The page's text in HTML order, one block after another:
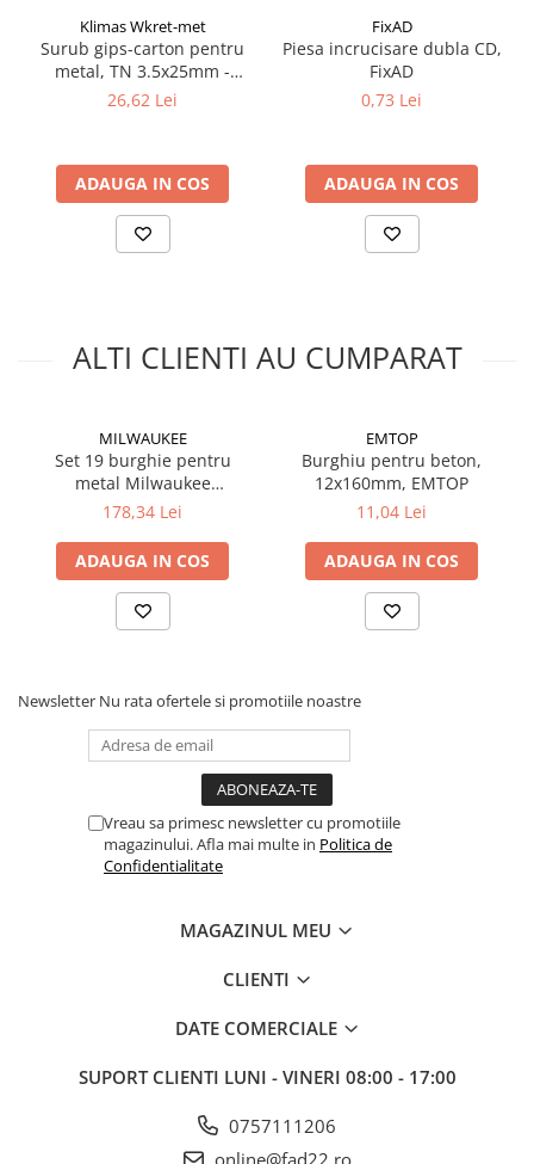
Adezivi montaj
Etanse
Accesorii parchet
Plinta si accesorii
Izolatori parchet
Profile trecere
Vopsele speciale si spray vopsea
Unelte si accesorii pentru zidarie si
zugravit
Unelte pentru gresie si faianta
Sindrila bituminoasa si accesorii
Placi ondulate si accesorii
Folii acoperis
Prelungitoare si derulatoare
Prize, intrerupatoare si stechere
Intrerupatoare
Banda izolatoare
Corpuri si surse de iluminat
Plasa gard
Klimas Wkret-met
Surub gips-carton pentru
metal, TN 3.5x25mm -
KSGM-35025, Klimas Wkret-
26,62 Lei
ADAUGA IN COS
FixAD
Piesa incrucisare dubla CD,
FixAD
0,73 Lei
ADAUGA IN COS
ALTI CLIENTI AU CUMPARAT
MILWAUKEE
Set 19 burghie pentru
metal Milwaukee
THUNDERWEB HSS-G
178,34 Lei
ADAUGA IN COS
EMTOP
Burghiu pentru beton,
12x160mm, EMTOP
11,04 Lei
ADAUGA IN COS
Newsletter Nu rata ofertele si promotiile noastre
Vreau sa primesc newsletter cu promotiile
magazinului. Afla mai multe in Politica de
Confidentialitate
MAGAZINUL MEU
CLIENTI
DATE COMERCIALE
SUPORT CLIENTI LUNI - VINERI 08:00 - 17:00
0757111206
online@fad22.ro